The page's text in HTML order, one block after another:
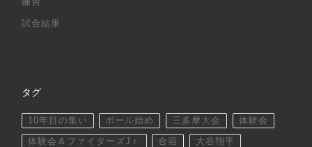
練習
試合結果
タグ
10年目の集い ボール始め 三多摩大会 体験会
体験会＆ファイターズJｒ 合宿 大谷翔平